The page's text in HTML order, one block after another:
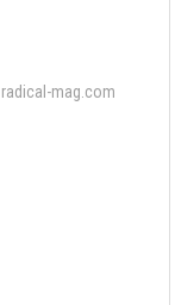
radical-mag.com